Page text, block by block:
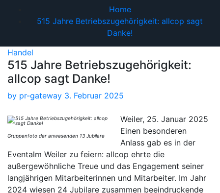
Home
515 Jahre Betriebszugehörigkeit: allcop sagt
Danke!
Handel
515 Jahre Betriebszugehörigkeit:
allcop sagt Danke!
by pr-gateway 3. Februar 2025
Gruppenfoto der anwesenden 13 Jubilare
Weiler, 25. Januar 2025
Einen besonderen
Anlass gab es in der
Eventalm Weiler zu feiern: allcop ehrte die
außergewöhnliche Treue und das Engagement seiner
langjährigen Mitarbeiterinnen und Mitarbeiter. Im Jahr
2024 wiesen 24 Jubilare zusammen beeindruckende